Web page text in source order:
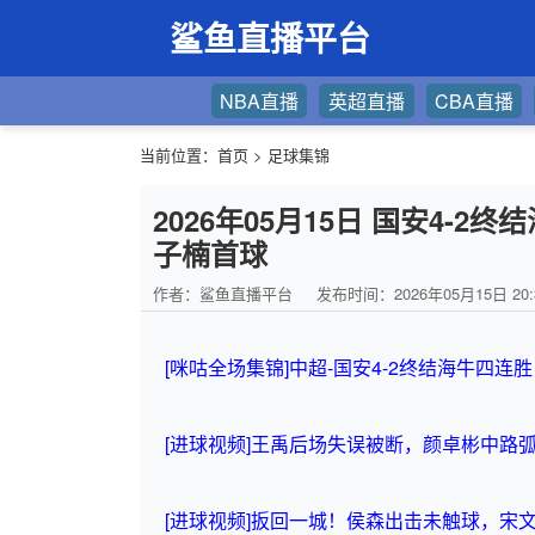
鲨鱼直播平台
NBA直播 英超直播 CBA直播
当前位置： 首页 > 足球集锦
2026年05月15日 国安4-2终
子楠首球
作者：鲨鱼直播平台 发布时间：2026年05月15日
[咪咕全场集锦]中超-国安4-2终结海牛四连
[进球视频]王禹后场失误被断，颜卓彬中路
[进球视频]扳回一城！侯森出击未触球，宋